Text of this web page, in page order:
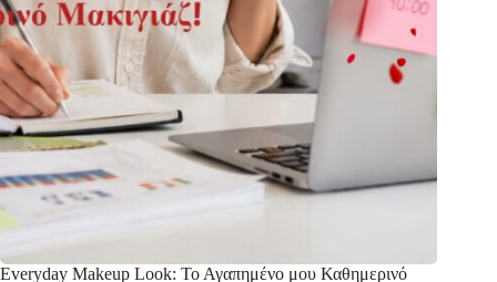
Everyday Makeup Look: Το Αγαπημένο μου Καθημερινό